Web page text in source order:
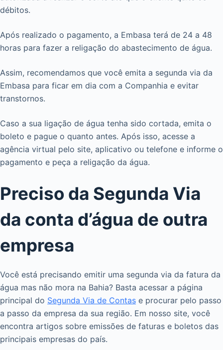
débitos.
Após realizado o pagamento, a Embasa terá de 24 a 48
horas para fazer a religação do abastecimento de água.
Assim, recomendamos que você emita a segunda via da
Embasa para ficar em dia com a Companhia e evitar
transtornos.
Caso a sua ligação de água tenha sido cortada, emita o
boleto e pague o quanto antes. Após isso, acesse a
agência virtual pelo site, aplicativo ou telefone e informe o
pagamento e peça a religação da água.
Preciso da Segunda Via
da conta d’água de outra
empresa
Você está precisando emitir uma segunda via da fatura da
água mas não mora na Bahia? Basta acessar a página
principal do Segunda Via de Contas e procurar pelo passo
a passo da empresa da sua região. Em nosso site, você
encontra artigos sobre emissões de faturas e boletos das
principais empresas do país.